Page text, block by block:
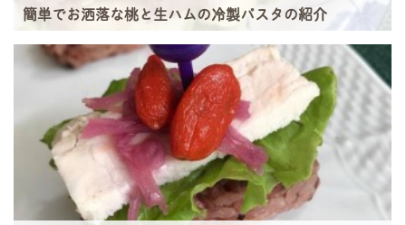
簡単でお洒落な桃と生ハムの冷製パスタの紹介